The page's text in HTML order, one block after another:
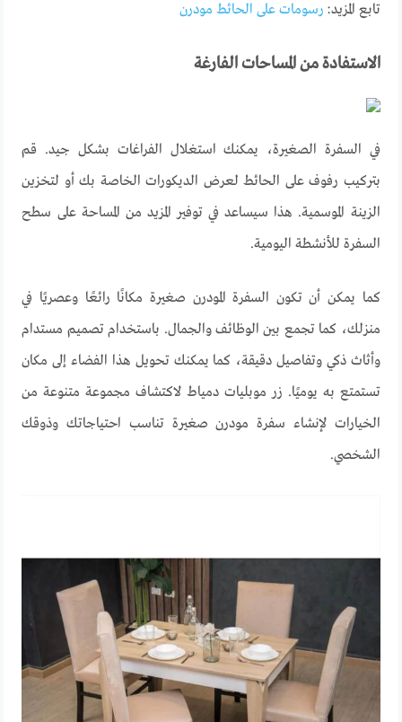
تابع المزيد: رسومات على الحائط مودرن
الاستفادة من المساحات الفارغة
في السفرة الصغيرة، يمكنك استغلال الفراغات بشكل جيد. قم
بتركيب رفوف على الحائط لعرض الديكورات الخاصة بك أو لتخزين
الزينة الموسمية. هذا سيساعد في توفير المزيد من المساحة على سطح
السفرة للأنشطة اليومية.
كما يمكن أن تكون السفرة المودرن صغيرة مكانًا رائعًا وعصريًا في
منزلك، كماتجمع بين الوظائف والجمال. باستخدام تصميم مستدام
وأثاث ذكي وتفاصيل دقيقة، كما يمكنك تحويل هذا الفضاء إلى مكان
تستمتع به يوميًا. زر موبليات دمياط لاكتشاف مجموعة متنوعة من
الخيارات لإنشاء سفرة مودرن صغيرة تناسب احتياجاتك وذوقك
الشخصي.